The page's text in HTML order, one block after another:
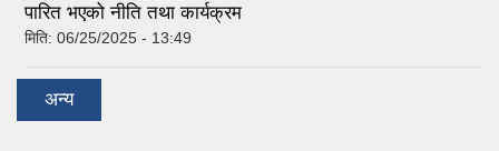
पारित भएको नीति तथा कार्यक्रम
मिति: 06/25/2025 - 13:49
अन्य